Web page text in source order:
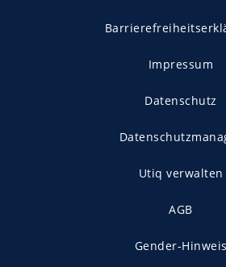
Impressum
Datenschutz
Utiq verwalten
AGB
Gender-Hinweis